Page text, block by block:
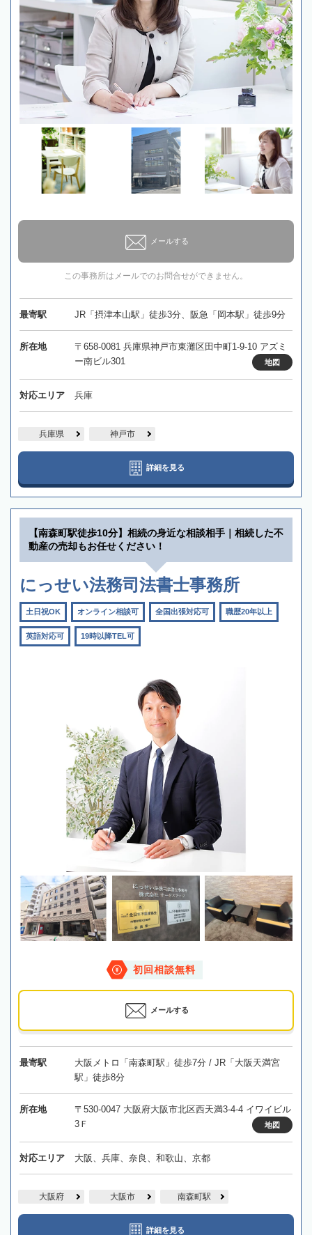
メールする
この事務所はメールでのお問合せができません。
最寄駅 JR「摂津本山駅」徒歩3分、阪急「岡本駅」徒歩9分
所在地
〒658-0081 兵庫県神戸市東灘区田中町1-9-10 アズミ
ー南ビル301
地図
対応エリア 兵庫
兵庫県 神戸市
詳細を見る
【南森町駅徒歩10分】相続の身近な相談相手｜相続した不
動産の売却もお任せください！
にっせい法務司法書士事務所
土日祝OK オンライン相談可 全国出張対応可 職歴20年以上
英語対応可 19時以降TEL可
初回相談無料
メールする
最寄駅
大阪メトロ「南森町駅」徒歩7分 / JR「大阪天満宮
駅」徒歩8分
所在地
〒530-0047 大阪府大阪市北区西天満3-4-4 イワイビル
3Ｆ
地図
対応エリア 大阪、兵庫、奈良、和歌山、京都
大阪府 大阪市 南森町駅
詳細を見る